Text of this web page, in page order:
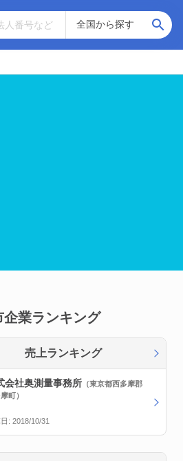
企業ランキング
売上ランキング
会社奥測量事務所 （東京都西多摩郡
町）
: 2018/10/31